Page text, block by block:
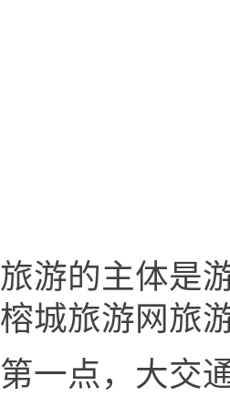
旅游的主体是
榕城旅游网旅
第一点，大交